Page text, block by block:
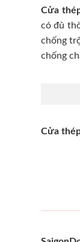
Cửa
có đủ
chống
chống
Cửa